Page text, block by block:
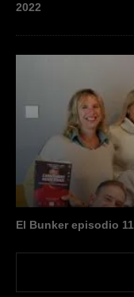
2022
El Bunker episodio 11